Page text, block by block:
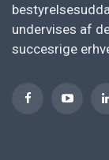
undervises af
succesrige